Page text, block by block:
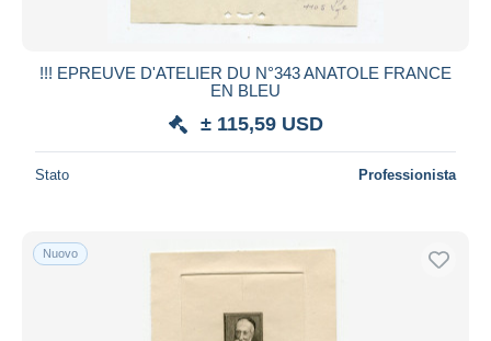
!!! EPREUVE D'ATELIER DU N°343 ANATOLE FRANCE
EN BLEU
± 115,59 USD
Stato Professionista
Nuovo